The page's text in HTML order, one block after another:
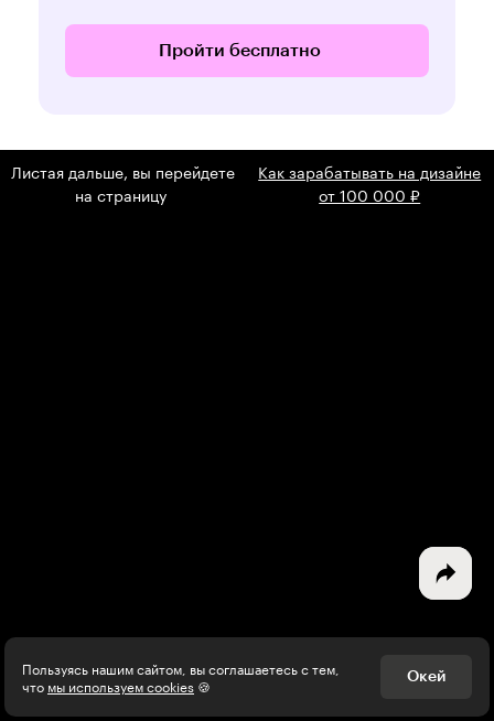
Пройти бесплатно
Листая дальше, вы перейдете
на страницу
Как зарабатывать на дизайне
от 100 000 ₽
Пользуясь нашим сайтом, вы соглашаетесь с тем,
что мы используем cookies 🍪 Окей
Маркетинг